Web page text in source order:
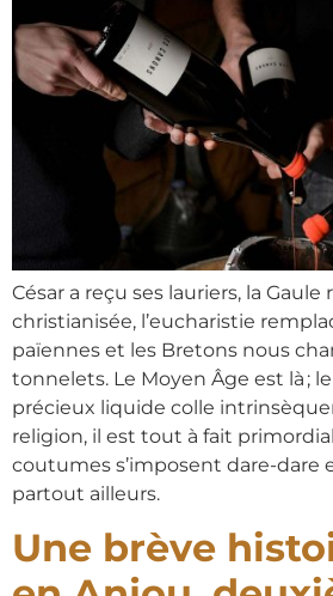
César a reçu ses lauriers, la Gaule
christianisée, l’eucharistie
païennes et les Bretons nous
tonnelets. Le Moyen Âge est là ;
précieux liquide colle
religion, il est tout à fait
coutumes s’imposent dare-dare
partout ailleurs.
Une brève